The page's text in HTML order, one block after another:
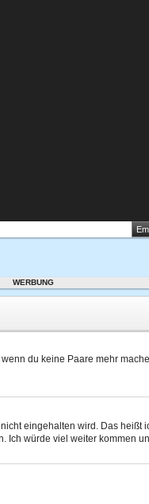
WERBUNG
du keine Paare mehr
eingehalten wird. Das heißt
Ich würde viel weiter kommen